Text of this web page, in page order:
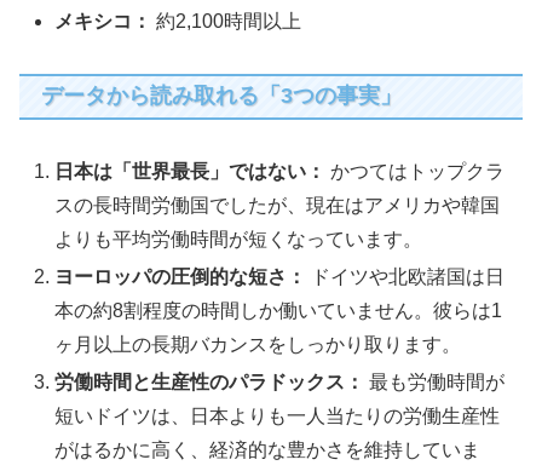
メキシコ： 約2,100時間以上
データから読み取れる「3つの事実」
日本は「世界最長」ではない： かつてはトップクラ
スの長時間労働国でしたが、現在はアメリカや韓国
よりも平均労働時間が短くなっています。
ヨーロッパの圧倒的な短さ：
ドイツや北欧諸国は日
本の約8割程度の時間しか働いていません。彼らは1
ヶ月以上の長期バカンスをしっかり取ります。
労働時間と生産性のパラドックス： 最も労働時間が
短いドイツは、日本よりも一人当たりの労働生産性
がはるかに高く、経済的な豊かさを維持していま